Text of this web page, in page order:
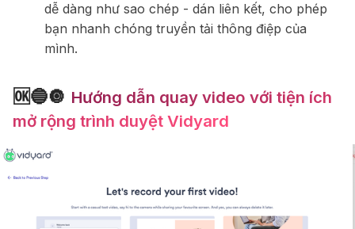
dễ dàng như sao chép - dán liên kết, cho phép
bạn nhanh chóng truyền tải thông điệp của
mình.
🆗🔵🔘 Hướng dẫn quay video với tiện ích
mở rộng trình duyệt Vidyard